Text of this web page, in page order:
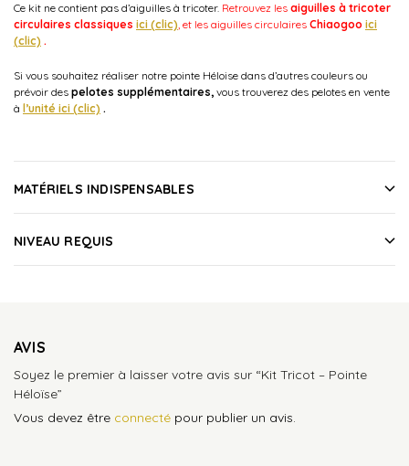
Ce kit ne contient pas d’aiguilles à tricoter. Retrouvez les aiguilles à tricoter
circulaires classiques ici (clic), et les aiguilles circulaires Chiaogoo ici
(clic) .
Si vous souhaitez réaliser notre pointe Héloise dans d’autres couleurs ou
prévoir des pelotes supplémentaires, vous trouverez des pelotes en vente
à l’unité ici (clic) .
MATÉRIELS INDISPENSABLES
NIVEAU REQUIS
AVIS
Soyez le premier à laisser votre avis sur “Kit Tricot – Pointe
Héloïse”
Vous devez être connecté pour publier un avis.